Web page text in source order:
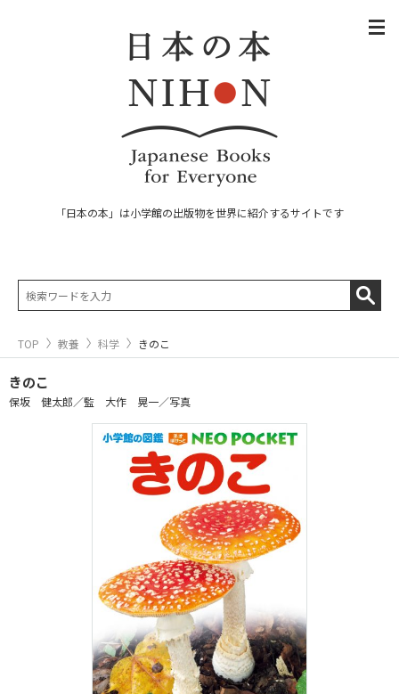
「日本の本」は小学館の出版物を世界に紹介するサイトです
TOP 教養 科学 きのこ
きのこ
保坂 健太郎／監 大作 晃一／写真